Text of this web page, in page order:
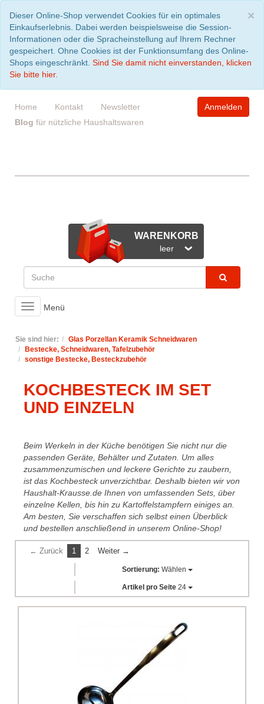
×
Dieser Online-Shop verwendet Cookies für ein optimales
Einkaufserlebnis. Dabei werden beispielsweise die Session-
Informationen oder die Spracheinstellung auf Ihrem Rechner
gespeichert. Ohne Cookies ist der Funktionsumfang des Online-
Shops eingeschränkt. Sind Sie damit nicht einverstanden, klicken
Sie bitte hier.
Home Kontakt
Newsletter
Blog für nützliche Haushaltswaren
Anmelden
WARENKORB
leer
Toggle
navigation
Menü
Sie sind hier:
Glas Porzellan Keramik Schneidwaren
Bestecke, Schneidwaren, Tafelzubehör
sonstige Bestecke, Besteckzubehör
KOCHBESTECK IM SET
UND EINZELN
Beim Werkeln in der Küche benötigen Sie nicht nur die
passenden Geräte, Behälter und Zutaten. Um alles
zusammenzumischen und leckere Gerichte zu zaubern,
ist das Kochbesteck unverzichtbar. Deshalb bieten wir von
Haushalt-Krausse.de Ihnen von umfassenden Sets, über
einzelne Kellen, bis hin zu Kartoffelstampfern einiges an.
Am besten, Sie verschaffen sich selbst einen Überblick
und bestellen anschließend in unserem Online-Shop!
← Zurück 1 2 Weiter →
Sortierung: Wählen
Artikel pro Seite 24